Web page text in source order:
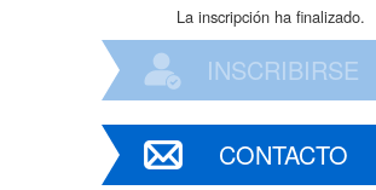
La inscripción ha finalizado.
INSCRIBIRSE
CONTACTO